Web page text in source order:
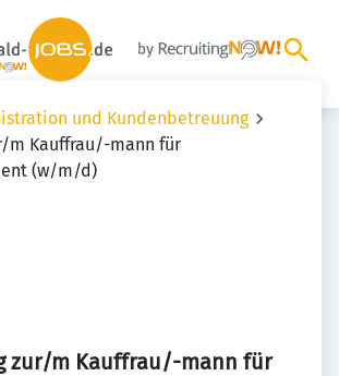
und Kundenbetreuung
m Kauffrau/-mann für
(w/m/d)
zur/m Kauffrau/-mann für